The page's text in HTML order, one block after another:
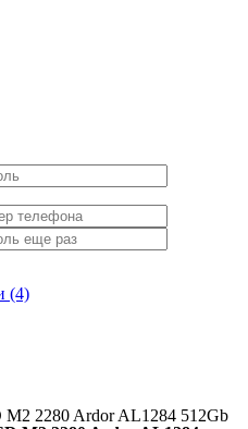
(4)
M2 2280 Ardor AL1284 512Gb